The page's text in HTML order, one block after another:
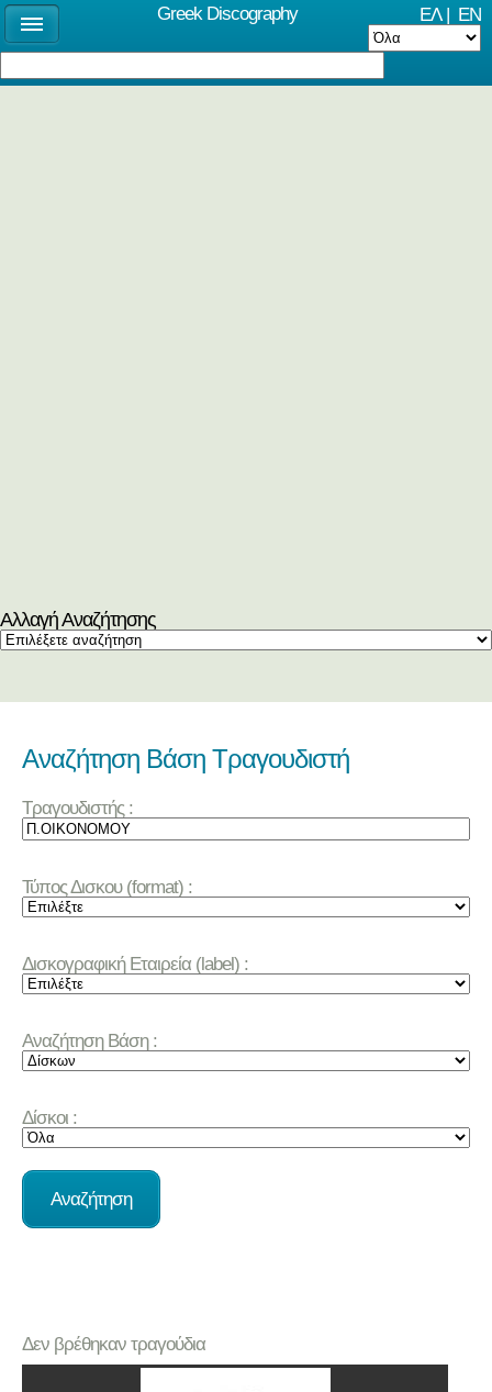
ΕΛ| EN
Αλλαγή Αναζήτησης
Αναζήτηση Βάση Τραγουδιστή
Τραγουδιστής :
Τύπος Δισκου (format) :
Δισκογραφική Εταιρεία (label) :
Αναζήτηση Βάση :
Δίσκοι :
Δεν βρέθηκαν τραγούδια
Greek Discography